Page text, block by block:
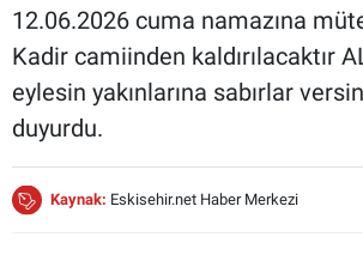
12.06.2026 cuma namazına
Kadir camiinden kaldırılacaktır
eylesin yakınlarına sabırlar
duyurdu.
Kaynak: Eskisehir.net Haber Merkezi